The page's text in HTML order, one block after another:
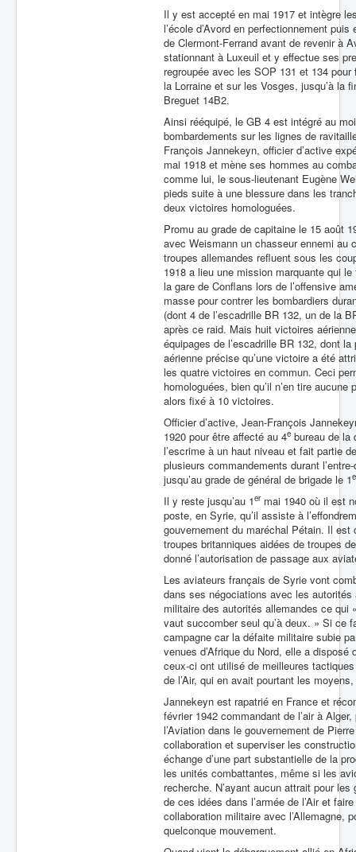
Il y est accepté en mai 1917 et intègre
l’école d’Avord en perfectionnement
de Clermont-Ferrand avant de revenir à
stationnant à Luxeuil et y effectue ses
regroupée avec les SOP 131 et 134
la Lorraine et sur les Vosges, jusqu’à la
Breguet 14B2.
Ainsi rééquipé, le GB 4 est intégré au
bombardements sur les lignes de
François Jannekeyn, officier d’active
mai 1918 et mène ses hommes au
comme lui, le sous-lieutenant Eugène
pieds suite à une blessure dans les
deux victoires homologuées.
Promu au grade de capitaine le 15 août
avec Weismann un chasseur ennemi au
troupes allemandes refluent sous les
1918 a lieu une mission marquante qui
la gare de Conflans lors de l’offensive
masse pour contrer les bombardiers
(dont 4 de l’escadrille BR 132, un de la
après ce raid. Mais huit victoires
équipages de l’escadrille BR 132, dont
aérienne précise qu’une victoire a été
les quatre victoires en commun. Ceci
homologuées, bien qu’il n’en tire
alors fixé à 10 victoires.
Officier d’active, Jean-François
1920 pour être affecté au 4e bureau de la
l’escrime à un haut niveau et fait partie
plusieurs commandements durant
jusqu’au grade de général de brigade le 1
Il y reste jusqu’au 1er mai 1940 où il est
poste, en Syrie, qu’il assiste à
gouvernement du maréchal Pétain. Il
troupes britanniques aidées de troupes
donné l’autorisation de passage aux
Les aviateurs français de Syrie vont
dans ses négociations avec les
militaire des autorités allemandes ce
vaut succomber seul qu’à deux. » Si ce
campagne car la défaite militaire subie
venues d’Afrique du Nord, elle a
ceux-ci ont utilisé de meilleures
de l’Air, qui en avait pourtant les
Jannekeyn est rapatrié en France et
février 1942 commandant de l’air à
l’Aviation dans le gouvernement de
collaboration et superviser les
échange d’une part substantielle de la
les unités combattantes, même si les
recherche. N’ayant aucun attrait pour
de ces idées dans l’armée de l’Air et
collaboration militaire avec l’Allemagne,
quelconque mouvement.